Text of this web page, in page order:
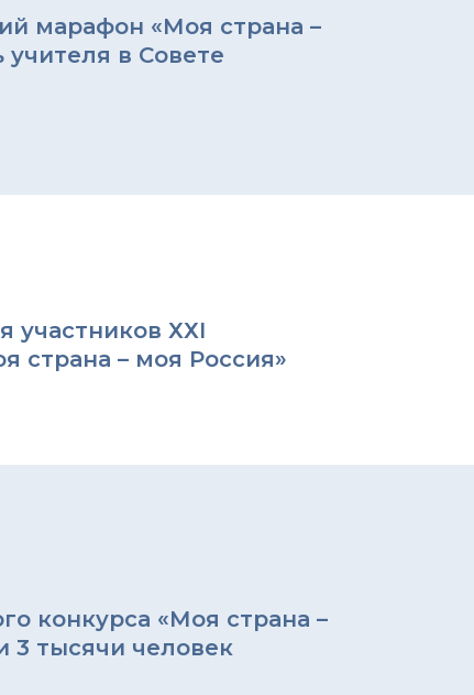
марафон «Моя страна –
учителя в Совете
участников ХХI
страна – моя Россия»
конкурса «Моя страна –
3 тысячи человек